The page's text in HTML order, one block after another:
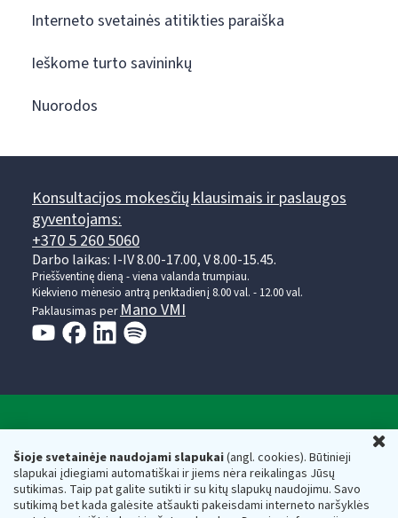
Šioje svetainėje naudojami slapukai(angl. cookies). Būtinieji
slapukai įdiegiami automatiškai ir jiems nėra reikalingas Jūsų
sutikimas. Taip pat galite sutikti ir su kitų slapukų naudojimu. Savo
sutikimą bet kada galėsite atšaukti pakeisdami interneto naršyklės
Interneto svetainės atitikties paraiška
Ieškome turto savininkų
Nuorodos
Konsultacijos mokesčių klausimais ir paslaugos
gyventojams:
+370 5 260 5060
Darbo laikas: I-IV 8.00-17.00, V 8.00-15.45.
Prieššventinę dieną - viena valanda trumpiau.
Kiekvieno mėnesio antrą penktadienį 8.00 val. - 12.00 val.
Paklausimas per Mano VMI
Respublikos finansų ministerijos
Biudžetinė įstaiga. Juridinio asmens kodas — 188659752,
adresas: Vasario 16-osios g. 14, 01107 Vilnius, Lietuva, el.paštas: